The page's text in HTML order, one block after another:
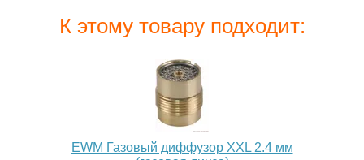
К этому товару подходит:
EWM Газовый диффузор XXL 2.4 мм